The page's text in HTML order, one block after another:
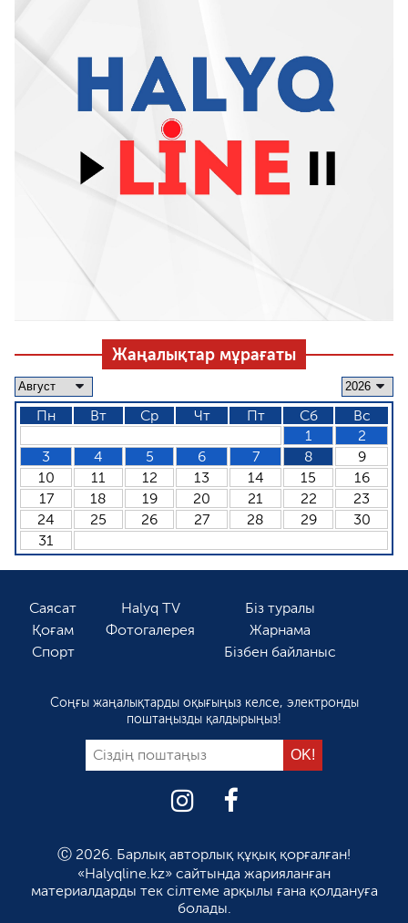
Жаңалықтар мұрағаты
Пн Вт Ср Чт Пт Сб
Вс
1
2
3
4 5 6 7 8
9
10
11 12 13 14 15
16
17
18 19 20 21 22
23
24
25 26 27 28 29
30
31
Саясат
Қоғам
Спорт
Halyq TV
Фотогалерея
Біз туралы
Жарнама
Бізбен байланыс
Соңғы жаңалықтарды оқығыңыз келсе, электронды
поштаңызды қалдырыңыз!
Ⓒ 2026. Барлық авторлық құқық қорғалған!
«Halyqline.kz» сайтында жарияланған
материалдарды тек сілтеме арқылы ғана қолдануға
болады.